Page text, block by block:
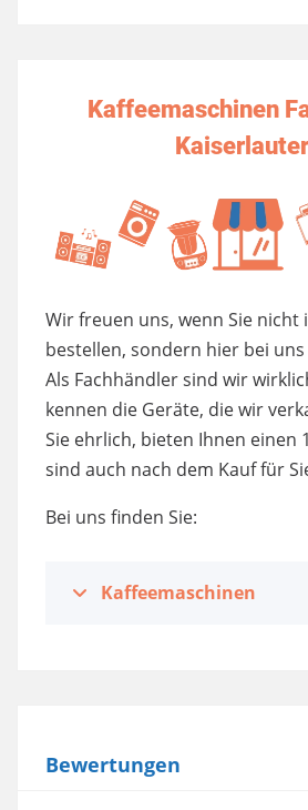
Kaffeemaschinen
Wir freuen uns, wenn Sie
bestellen, sondern hier bei
Als Fachhändler sind wir
kennen die Geräte, die wir
Sie ehrlich, bieten Ihnen einen
sind auch nach dem Kauf für
Bei uns finden Sie:
Kaffeemaschinen
Bewertungen